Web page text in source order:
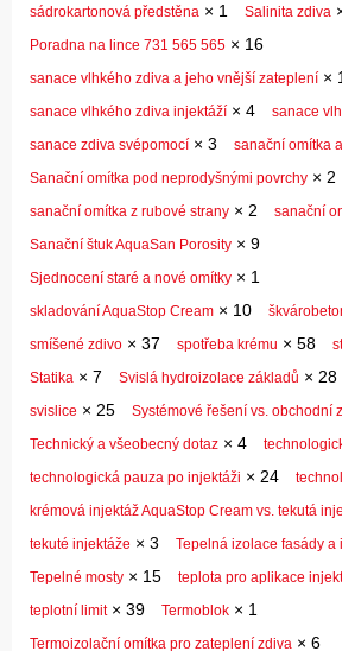
sádrokartonová předstěna × 1 Salinita zdiva
Poradna na lince 731 565 565 × 16
sanace vlhkého zdiva a jeho vnější zateplení ×
sanace vlhkého zdiva injektáží × 4 sanace
sanace zdiva svépomocí × 3 sanační omítka
Sanační omítka pod neprodyšnými povrchy × 2
sanační omítka z rubové strany × 2 sanační
Sanační štuk AquaSan Porosity × 9
Sjednocení staré a nové omítky × 1
skladování AquaStop Cream × 10
smíšené zdivo × 37 spotřeba krému × 58
Statika × 7 Svislá hydroizolace základů × 28
svislice × 25 Systémové řešení vs. obchodní
Technický a všeobecný dotaz × 4
technologická pauza po injektáži × 24
krémová injektáž AquaStop Cream vs. tekutá
tekuté injektáže × 3 Tepelná izolace fasády a
Tepelné mosty × 15 teplota pro aplikace
teplotní limit× 39 Termoblok × 1
Termoizolační omítka pro zateplení zdiva × 6